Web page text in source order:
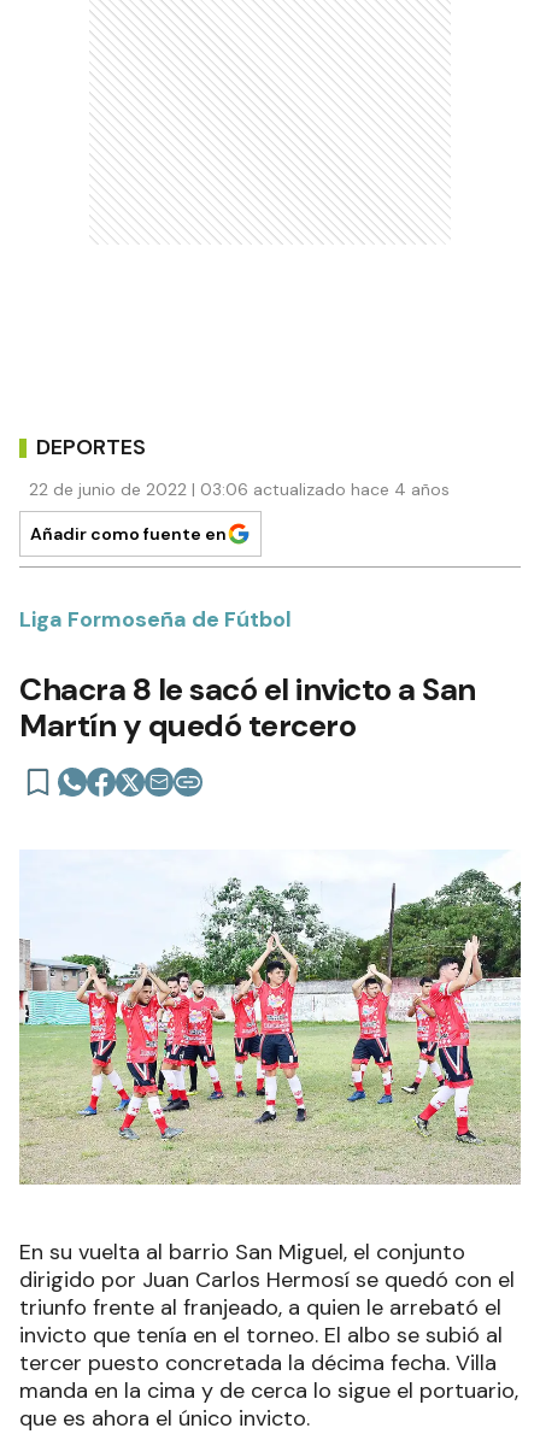
DEPORTES
22 de junio de 2022 | 03:06 actualizado hace 4 años
Añadir como fuente en
Liga Formoseña de Fútbol
Chacra 8 le sacó el invicto a San
Martín y quedó tercero
En su vuelta al barrio San Miguel, el conjunto
dirigido por Juan Carlos Hermosí se quedó con el
triunfo frente al franjeado, a quien le arrebató el
invicto que tenía en el torneo. El albo se subió al
tercer puesto concretada la décima fecha. Villa
manda en la cima y de cerca lo sigue el portuario,
que es ahora el único invicto.